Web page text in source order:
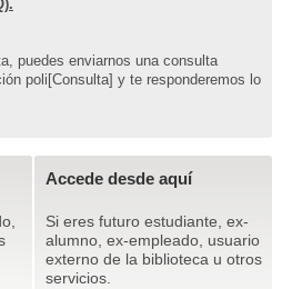
puedes enviarnos una consulta
poli[Consulta] y te responderemos lo
Accede desde aquí
Si eres futuro estudiante, ex-
alumno, ex-empleado, usuario
externo de la biblioteca u otros
servicios.